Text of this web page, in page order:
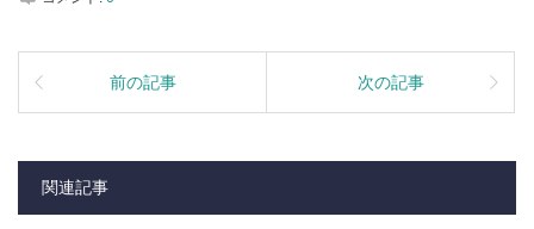
前の記事 次の記事
関連記事